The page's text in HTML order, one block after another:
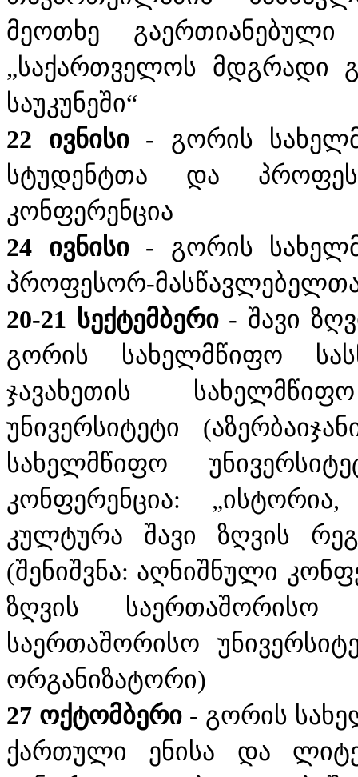
მეოთხე გაერთიანებული
„საქართველოს მდგრადი
საუკუნეში“
22 ივნისი- გორის
სტუდენტთა და
კონფერენცია
24 ივნისი- გორის
პროფესორ-
20-21 სექტემბერი- შავი
გორის სახელმწიფო
ჯავახეთის
უნივერსიტეტი
სახელმწიფო
კონფერენცია:
კულტურა შავი ზღვის
(შენიშვნა: აღნიშნული
ზღვის საერთაშორისო
საერთაშორისო
ორგანიზატორი)
27 ოქტომბერი - გორის
ქართული ენისა და